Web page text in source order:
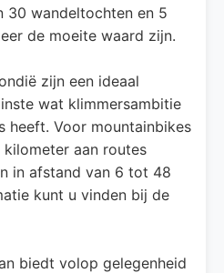
30 wandeltochten en 5
de moeite waard zijn.
zijn een ideaal
wat klimmersambitie
heeft. Voor mountainbikes
aan routes
in afstand van 6 tot 48
kunt u vinden bij de
biedt volop gelegenheid